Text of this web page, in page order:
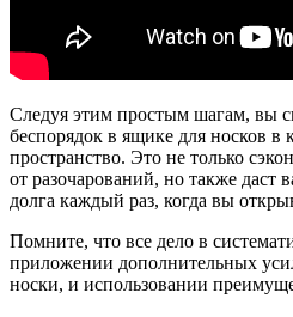
Следуя этим простым шагам, вы
беспорядок в ящике для носков в
пространство. Это не только
от разочарований, но также даст
долга каждый раз, когда вы
Помните, что все дело в
приложении дополнительных
носки, и использовании